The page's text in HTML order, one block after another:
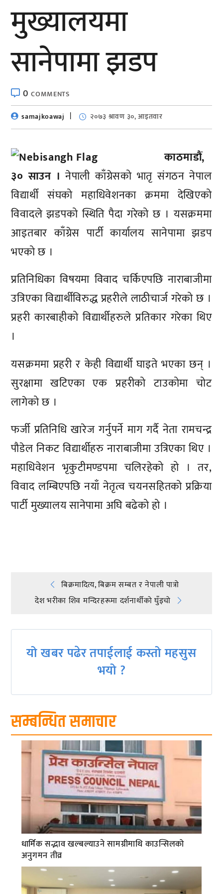
मुख्यालयमा
सानेपामा झडप
0COMMENTS
samajkoawaj
२०७३ श्रावण ३०, आइतवार
काठमाडौं,
३० साउन । नेपाली काँग्रेसको भातृ संगठन नेपाल
विद्यार्थी संघको महाधिवेशनका क्रममा देखिएको
विवादले झडपको स्थिति पैदा गरेको छ । यसक्रममा
आइतबार काँग्रेस पार्टी कार्यालय सानेपामा झडप
भएको छ ।
प्रतिनिधिका विषयमा विवाद चर्किएपछि नाराबाजीमा
उत्रिएका विद्यार्थीविरुद्ध प्रहरीले लाठीचार्ज गरेको छ ।
प्रहरी कारबाहीको विद्यार्थीहरुले प्रतिकार गरेका थिए
।
यसक्रममा प्रहरी र केही विद्यार्थी घाइते भएका छन् ।
सुरक्षामा खटिएका एक प्रहरीको टाउकोमा चोट
लागेको छ ।
फर्जी प्रतिनिधि खारेज गर्नुपर्ने माग गर्दै नेता रामचन्द्र
पौडेल निकट विद्यार्थीहरु नाराबाजीमा उत्रिएका थिए ।
महाधिवेशन भृकुटीमण्डपमा चलिरहेको हो । तर,
विवाद लम्बिएपछि नयाँ नेतृत्व चयनसहितको प्रक्रिया
पार्टी मुख्यालय सानेपामा अघि बढेको हो ।
Post
navigation
बिक्रमादित्य, बिक्रम सम्बत र नेपाली पात्रो
देश भरीका शिव मन्दिरहरूमा दर्शनार्थीको घुँइचो
यो खबर पढेर तपाईलाई कस्तो महसुस
भयो ?
सम्बन्धित समाचार
धार्मिक सद्भाव खल्बल्याउने सामग्रीमाथि काउन्सिलको
अनुगमन तीव्र